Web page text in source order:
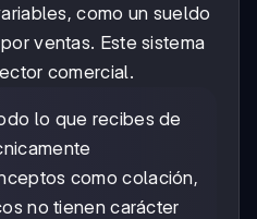
como un sueldo
ventas. Este sistema
comercial.
lo que recibes de
como colación,
no tienen carácter